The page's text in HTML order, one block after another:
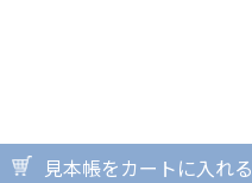
見本帳をカートに入れる